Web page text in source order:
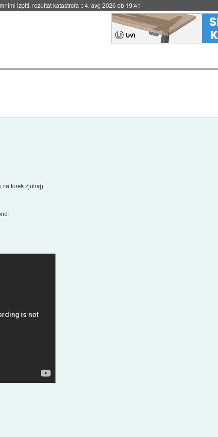
izpiti, rezultat katastrofa ::4. avg 2026 ob 19:41
torek zjutraj)